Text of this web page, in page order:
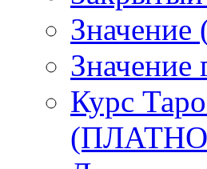
Значение
Значение
Курс